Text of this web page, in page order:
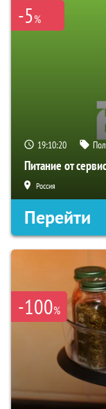
-5%
19:10:19
Питание от
Россия
Перейти
-100%